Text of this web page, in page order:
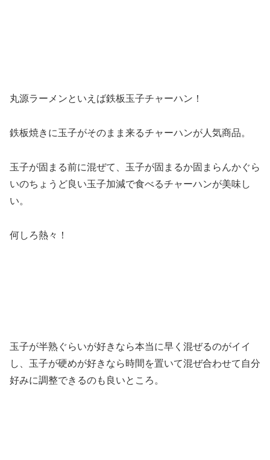
丸源ラーメンといえば鉄板玉子チャーハン！
鉄板焼きに玉子がそのまま来るチャーハンが人気商品。
玉子が固まる前に混ぜて、玉子が固まるか固まらんかぐら
いのちょうど良い玉子加減で食べるチャーハンが美味し
い。
何しろ熱々！
玉子が半熟ぐらいが好きなら本当に早く混ぜるのがイイ
し、玉子が硬めが好きなら時間を置いて混ぜ合わせて自分
好みに調整できるのも良いところ。